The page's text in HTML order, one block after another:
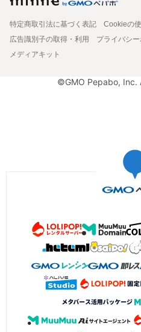
特定商取引法に基づく表記
Cookieの
広告識別子の取得・利用
プライバシ
メディアキット
©GMO Pepabo, Inc.